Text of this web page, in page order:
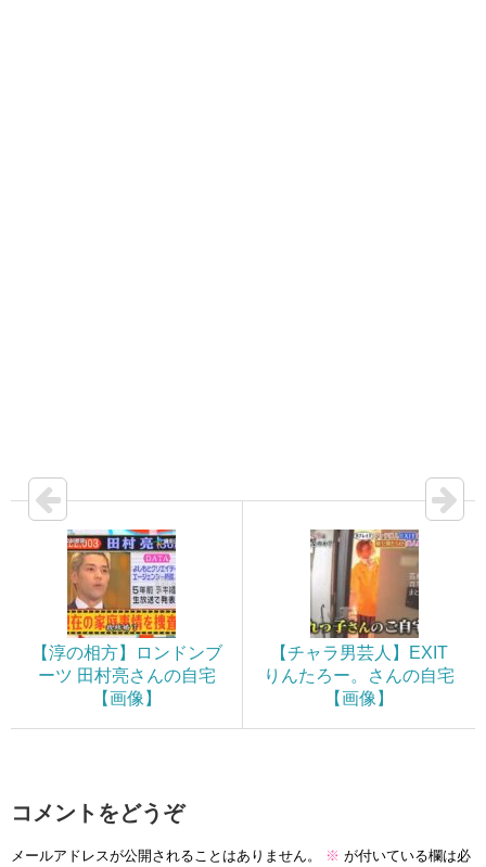
【淳の相方】ロンドンブ
ーツ 田村亮さんの自宅
【画像】
【チャラ男芸人】EXIT
りんたろー。さんの自宅
【画像】
コメントをどうぞ
メールアドレスが公開されることはありません。 ※ が付いている欄は必